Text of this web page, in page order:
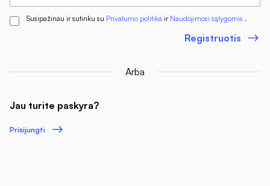
Susipažinau ir sutinku su Privatumo politika ir Naudojimosi sąlygomis .
Registruotis
Arba
Jau turite paskyra?
Prisijungti